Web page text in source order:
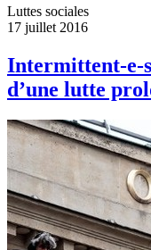
Luttes sociales
17 juillet 2016
Intermittent-e-
d’une lutte